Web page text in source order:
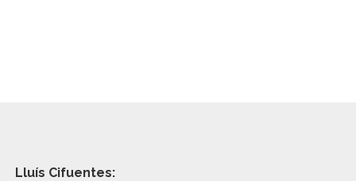
Lluís Cifuentes: